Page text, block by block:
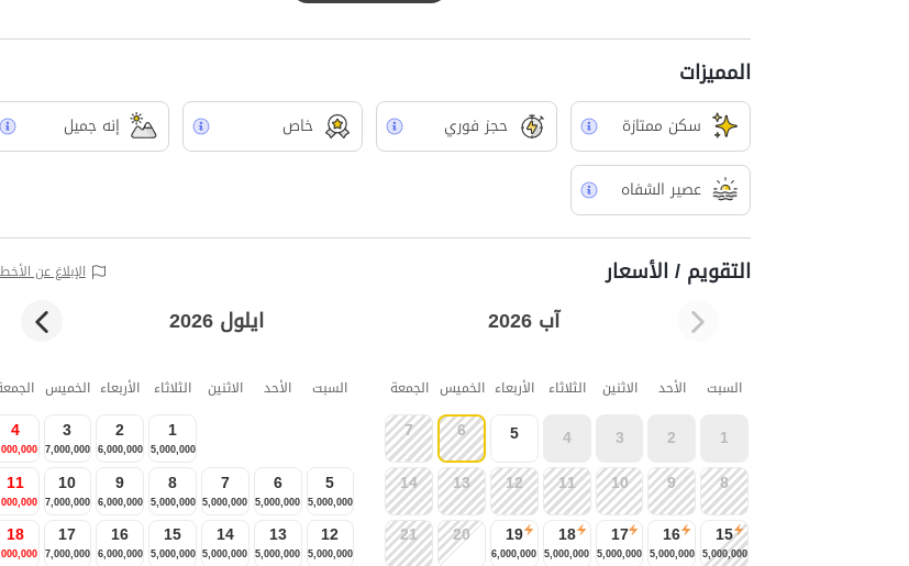
المميزات
سکن ممتازة حجز فوري خاص إنه جميل
عصير الشفاه
التقويم / الأسعار الإبلاغ عن
آب 2026 ايلول 2026
السبت الأحد الاثنين الثلاثاء الأربعاء الخميس الجمعة
1
2
3
4
5
6
7
8
9
10
11
12
13
14
15
5,000,000
16
5,000,000
17
5,000,000
18
5,000,000
19
6,000,000
20
21
السبت الأحد الاثنين الثلاثاء الأربعاء الخميس
1
5,000,000
2
6,000,000
3
7,000,000
4
5
5,000,000
6
5,000,000
7
5,000,000
8
5,000,000
9
6,000,000
10
7,000,000
11
12
5,000,000
13
5,000,000
14
5,000,000
15
5,000,000
16
6,000,000
17
7,000,000
18